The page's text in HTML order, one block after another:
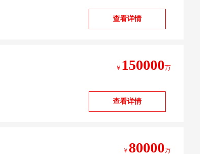
查看详情
￥ 150000万
查看详情
￥ 80000万